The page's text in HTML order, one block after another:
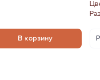
В корзину